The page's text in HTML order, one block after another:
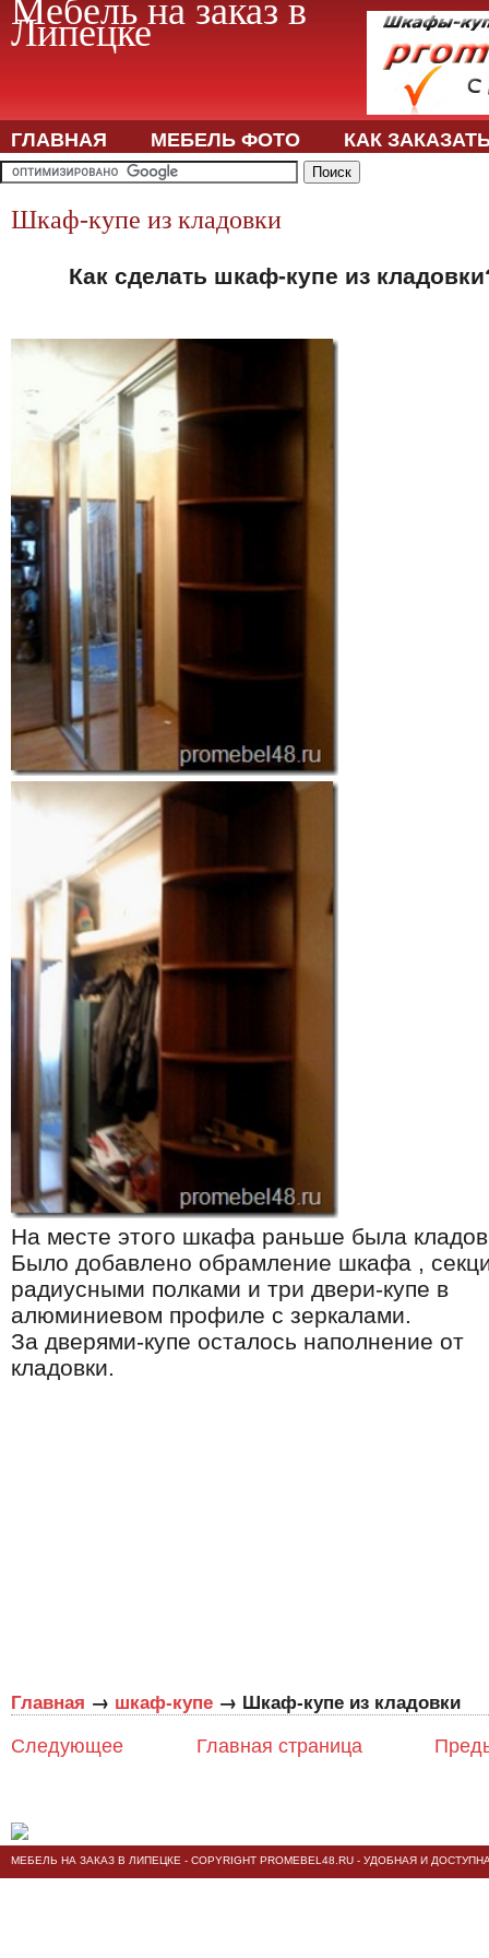
Мебель на заказ в
Липецке
ГЛАВНАЯ МЕБЕЛЬ ФОТО КАК
Шкаф-купе из кладовки
Как сделать шкаф-купе из
На месте этого шкафа раньше была
Было добавлено обрамление шкафа ,
радиусными полками и три двери-купе в
алюминиевом профиле с зеркалами.
За дверями-купе осталось наполнение от
кладовки.
Главная → шкаф-купе → Шкаф-купе из кладовки
Следующее
Главная страница
МЕБЕЛЬ НА ЗАКАЗ В ЛИПЕЦКЕ - COPYRIGHT PROMEBEL48.RU - УДОБНАЯ И